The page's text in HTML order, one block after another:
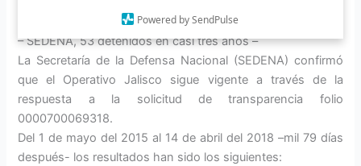
Powered by SendPulse
– SEDENA, 53 detenidos en casi tres años –
La Secretaría de la Defensa Nacional (SEDENA) confirmó
que el Operativo Jalisco sigue vigente a través de la
respuesta a la solicitud de transparencia folio
0000700069318.
Del 1 de mayo del 2015 al 14 de abril del 2018 –mil 79 días
después- los resultados han sido los siguientes: